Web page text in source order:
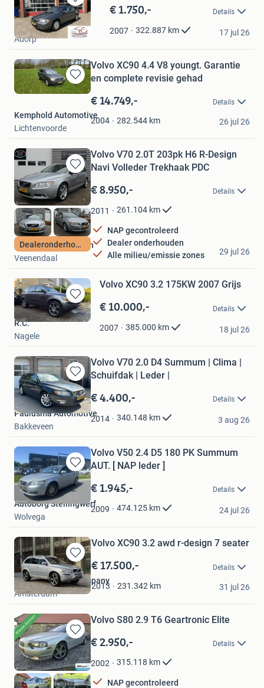
Bewaren
in
Mijn
Favorieten
€ 1.750,- Details
2007 322.887 km
Autoservice Adorp
Adorp
17 jul 26
Bewaren
in
Favorieten
Volvo XC90 4.4 V8 youngt. Garantie
en complete revisie gehad
€ 14.749,- Details
2004 282.544 km
Kemphold Automotive
Lichtenvoorde
26 jul 26
Bewaren
in
Mijn
Favorieten
Dealeronderhouden
Volvo V70 2.0T 203pk H6 R-Design
Navi Volleder Trekhaak PDC
€ 8.950,- Details
2011 261.104 km
NAP gecontroleerd
Dealer onderhouden
Alle milieu/emissie zones
Auto's Henk Klaassen
Veenendaal
29 jul 26
Bewaren
in
Volvo XC90 3.2 175KW 2007 Grijs
€ 10.000,- Details
2007 385.000 km
R.C.
Nagele
18 jul 26
Bewaren
in
Mijn
Favorieten
Volvo V70 2.0 D4 Summum | Clima |
Schuifdak | Leder |
€ 4.400,- Details
2014 340.148 km
Paulusma Automotive
Bakkeveen
3 aug 26
Bewaren
in
Mijn
Favorieten
Volvo V50 2.4 D5 180 PK Summum
AUT. [ NAP leder ]
€ 1.945,- Details
2009 474.125 km
Autoborg Stellingwerf
Wolvega
24 jul 26
Bewaren
in
Mijn
Favorieten
Volvo XC90 3.2 awd r-design 7 seater
€ 17.500,- Details
2013 231.342 km
Amsterdam Car Company
Amsterdam
31 jul 26
Bewaren
in
Mijn
Favorieten
Volvo S80 2.9 T6 Geartronic Elite
€ 2.950,- Details
2002 315.118 km
NAP gecontroleerd